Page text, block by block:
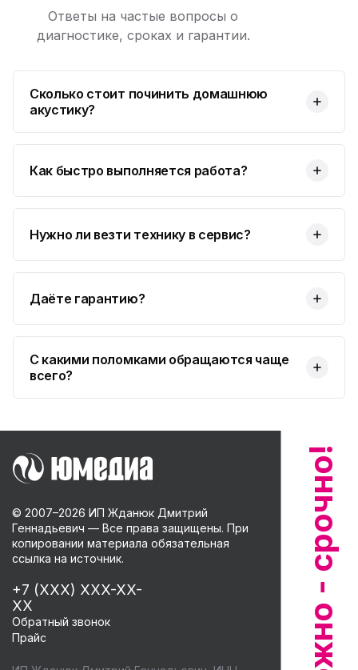
Ответы на частые вопросы о
диагностике, сроках и гарантии.
Сколько стоит починить домашнюю
акустику?
Как быстро выполняется работа?
Нужно ли везти технику в сервис?
Даёте гарантию?
С какими поломками обращаются чаще
всего?
© 2007–2026 ИП Жданюк Дмитрий
Геннадьевич — Все права защищены. При
копировании материала обязательная
ссылка на источник.
+7 (XXX) XXX-XX-
XX
Обратный звонок
Прайс